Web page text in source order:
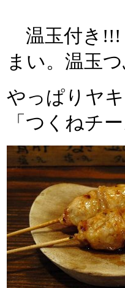
温玉付き!!!
まい。温玉
やっぱりヤ
「つくねチ